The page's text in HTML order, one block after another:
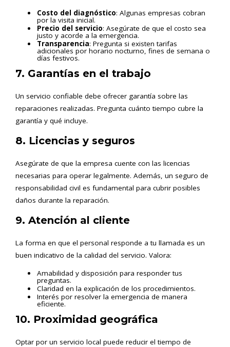
Costo del diagnóstico: Algunas empresas cobran
por la visita inicial.
Precio del servicio: Asegúrate de que el costo sea
justo y acorde a la emergencia.
Transparencia: Pregunta si existen tarifas
adicionales por horario nocturno, fines de semana o
días festivos.
7. Garantías en el trabajo
Un servicio confiable debe ofrecer garantía sobre las
reparaciones realizadas. Pregunta cuánto tiempo cubre la
garantía y qué incluye.
8. Licencias y seguros
Asegúrate de que la empresa cuente con las licencias
necesarias para operar legalmente. Además, un seguro de
responsabilidad civil es fundamental para cubrir posibles
daños durante la reparación.
9. Atención al cliente
La forma en que el personal responde a tu llamada es un
buen indicativo de la calidad del servicio. Valora:
Amabilidad y disposición para responder tus
preguntas.
Claridad en la explicación de los procedimientos.
Interés por resolver la emergencia de manera
eficiente.
10. Proximidad geográfica
Optar por un servicio local puede reducir el tiempo de